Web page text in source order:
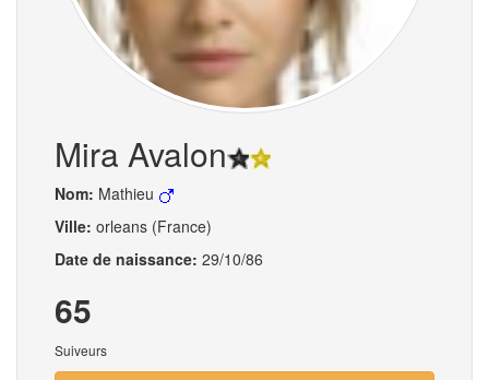
Mira Avalon
Nom: Mathieu
Ville: orleans (France)
Date de naissance: 29/10/86
65
Suiveurs